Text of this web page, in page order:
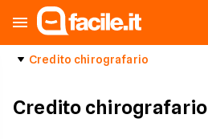
Credito chirografario
Credito chirografario